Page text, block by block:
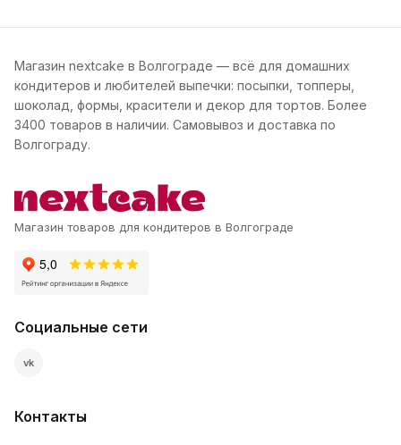
Магазин nextcake в Волгограде — всё для домашних
кондитеров и любителей выпечки: посыпки, топперы,
шоколад, формы, красители и декор для тортов. Более
3400 товаров в наличии. Самовывоз и доставка по
Волгограду.
Магазин товаров для кондитеров в Волгограде
Социальные сети
vk
Контакты